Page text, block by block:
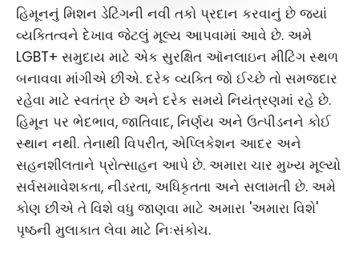
હિમૂનનું મિશન ડેટિંગની નવી તકો પ્રદાન કરવાનું છે જ્યાં
વ્યક્તિત્વને દેખાવ જેટલું મૂલ્ય આપવામાં આવે છે. અમે
LGBT+ સમુદાય માટે એક સુરક્ષિત ઑનલાઇન મીટિંગ સ્થળ
બનાવવા માંગીએ છીએ. દરેક વ્યક્તિ જો ઈચ્છે તો સમજદાર
રહેવા માટે સ્વતંત્ર છે અને દરેક સમયે નિયંત્રણમાં રહે છે.
હિમૂન પર ભેદભાવ, જાતિવાદ, નિર્ણય અને ઉત્પીડનને કોઈ
સ્થાન નથી. તેનાથી વિપરીત, એપ્લિકેશન આદર અને
સહનશીલતાને પ્રોત્સાહન આપે છે. અમારા ચાર મુખ્ય મૂલ્યો
સર્વસમાવેશકતા, નીડરતા, અધિકૃતતા અને સલામતી છે. અમે
કોણ છીએ તે વિશે વધુ જાણવા માટે અમારા 'અમારા વિશે'
પૃષ્ઠની મુલાકાત લેવા માટે નિઃસંકોચ.